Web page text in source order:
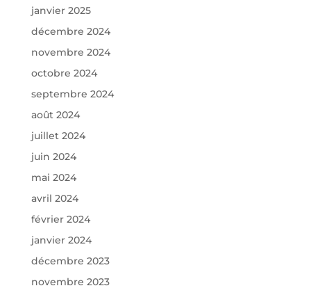
janvier 2025
décembre 2024
novembre 2024
octobre 2024
septembre 2024
août 2024
juillet 2024
juin 2024
mai 2024
avril 2024
février 2024
janvier 2024
décembre 2023
novembre 2023